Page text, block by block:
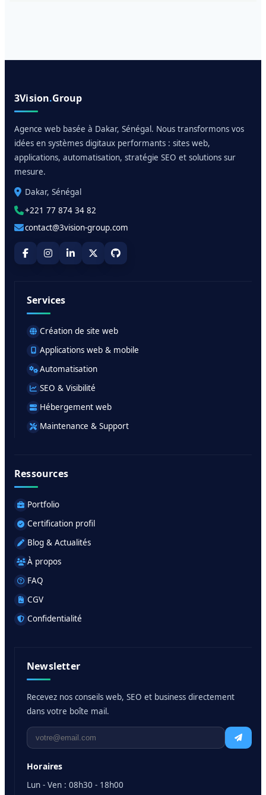
3Vision.Group
Agence web basée à Dakar, Sénégal. Nous transformons vos
idées en systèmes digitaux performants : sites web,
applications, automatisation, stratégie SEO et solutions sur
mesure.
Dakar, Sénégal
+221 77 874 34 82
contact@3vision-group.com
Services
Création de site web
Applications web & mobile
Automatisation
SEO & Visibilité
Hébergement web
Maintenance & Support
Ressources
Portfolio
Certification profil
Blog & Actualités
À propos
FAQ
CGV
Confidentialité
Newsletter
Recevez nos conseils web, SEO et business directement
dans votre boîte mail.
Horaires
Lun - Ven : 08h30 - 18h00